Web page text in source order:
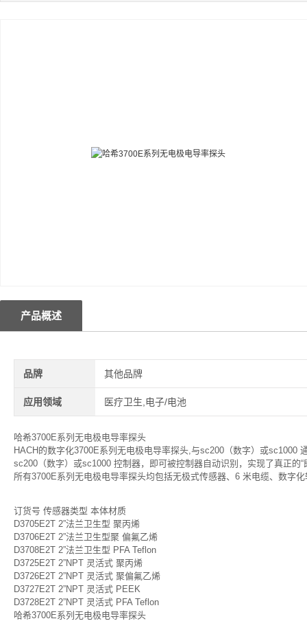
产品概述
品牌 其他品牌
应用领域 医疗卫生,电子/电池
哈希3700E系列无电极电导率探头
HACH的数字化3700E系列无电极电导率探头,与sc200（数字）或sc1000
sc200（数字）或sc1000 控制器，即可被控制器自动识别，实现了真正的
所有3700E系列无电极电导率探头均包括无极式传感器、6 米电缆、数字
订货号 传感器类型 本体材质
D3705E2T 2”法兰卫生型 聚丙烯
D3706E2T 2”法兰卫生型聚 偏氟乙烯
D3708E2T 2”法兰卫生型 PFA Teflon
D3725E2T 2”NPT 灵活式 聚丙烯
D3726E2T 2”NPT 灵活式 聚偏氟乙烯
D3727E2T 2”NPT 灵活式 PEEK
D3728E2T 2”NPT 灵活式 PFA Teflon
哈希3700E系列无电极电导率探头